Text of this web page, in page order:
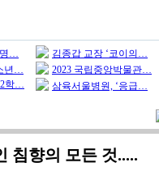
명…
년…
학…
김종갑 교장 ‘코이의…
2023 국립중앙박물관…
삼육서울병원, ‘응급…
침향의 모든 것.....